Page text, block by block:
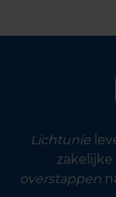
Lichtunie
overstappen